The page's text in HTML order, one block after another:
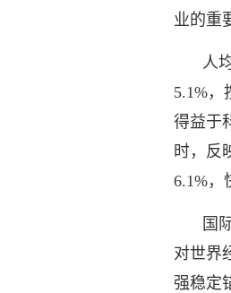
业的重
人
5.1%，
得益于
时，反
6.1%，
国
对世界
强稳定